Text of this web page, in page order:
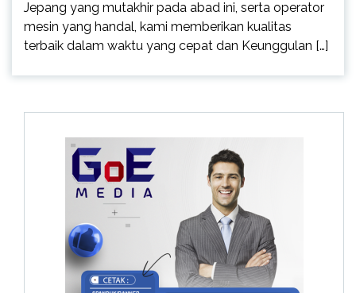
Jepang yang mutakhir pada abad ini, serta operator
mesin yang handal, kami memberikan kualitas
terbaik dalam waktu yang cepat dan Keunggulan […]